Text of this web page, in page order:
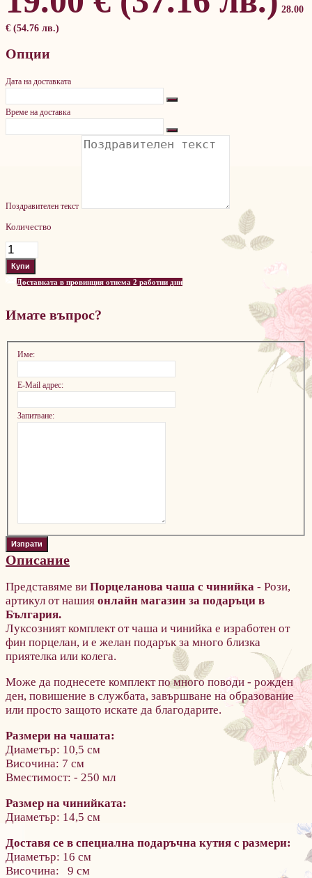
28.00
€ (54.76 лв.)
Опции
Дата на доставката
Време на доставка
Поздравителен текст
Количество
Доставката в провинция отнема 2 работни дни
Имате въпрос?
Име:
E-Mail адрес:
Запитване:
Описание
Представяме ви Порцеланова чаша с чинийка - Рози,
артикул от нашия онлайн магазин за подаръци в
България.
Луксозният комплект от чаша и чинийка е изработен от
фин порцелан, и е желан подарък за много близка
приятелка или колега.
Може да поднесете комплект по много поводи - рожден
ден, повишение в службата, завършване на образование
или просто защото искате да благодарите.
Размери на чашата:
Диаметър: 10,5 см
Височина: 7 см
Вместимост: - 250 мл
Размер на чинийката:
Диаметър: 14,5 см
Доставя се в специална подаръчна кутия с размери:
Диаметър: 16 см
Височина: 9 см